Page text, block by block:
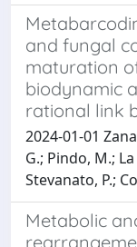
and fungal
maturation
biodynamic
rational link
2024-01-01
G.; Pindo, M.;
Stevanato, P.;
Metabolic